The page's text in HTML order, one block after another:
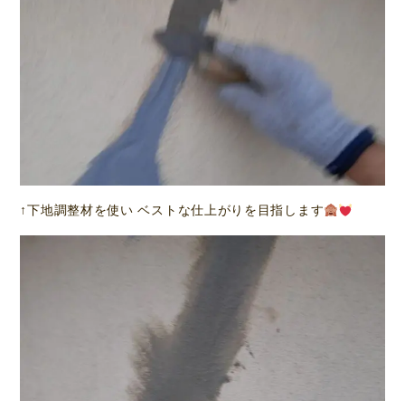
↑下地調整材を使い ベストな仕上がりを目指します